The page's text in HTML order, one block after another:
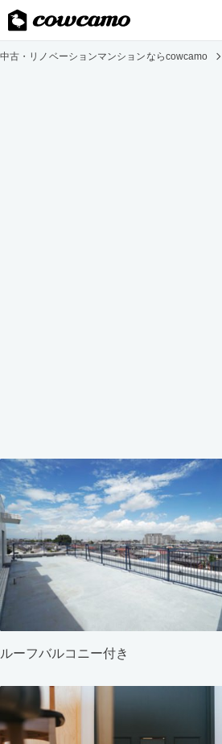
中古・リノベーションマンションならcowcamo
ルーフバルコニー付き